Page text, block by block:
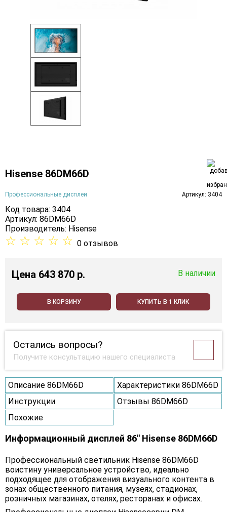
Hisense 86DM66D
Профессиональные дисплеи Артикул: 3404
Код товара: 3404
Артикул: 86DM66D
Производитель: Hisense
☆ ☆ ☆ ☆ ☆ 0 отзывов
Цена 643 870 p. В наличии
В КОРЗИНУ КУПИТЬ В 1 КЛИК
Остались вопросы?
Получите консультацию нашего специалиста
Описание 86DM66D
Характеристики 86DM66D
Инструкции
Отзывы 86DM66D
Похожие
Информационный дисплей 86" Hisense 86DM66D
Профессиональный светильник Hisense 86DM66D
воистину универсальное устройство, идеально
подходящее для отображения визуального контента в
зонах общественного питания, музеях, стадионах,
розничных магазинах, отелях, ресторанах и офисах.